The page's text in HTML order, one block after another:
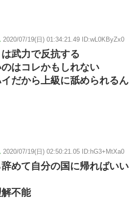
2020/07/19(日) 01:34:21.49 ID:wL0KByZx0
武力で反抗する
はコレかもしれない
だから上級に舐められるん
2020/07/19(日) 02:50:21.05 ID:hG3+MtXa0
めて自分の国に帰ればいい
不能